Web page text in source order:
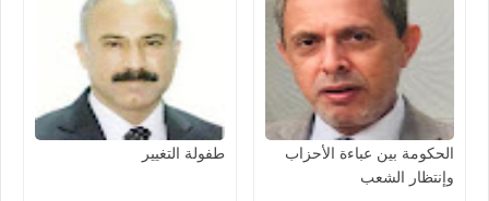
الحكومة بين عباءة الأحزاب
وإنتظار الشعب
طفولة التغيير